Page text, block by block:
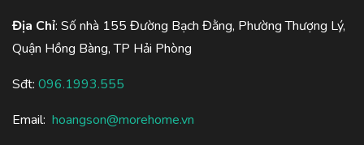
Địa Chỉ: Số nhà 155 Đường Bạch Đằng, Phường Thượng Lý,
Quận Hồng Bàng, TP Hải Phòng
Sđt: 096.1993.555
Email: hoangson@morehome.vn